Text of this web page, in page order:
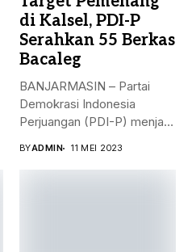
di Kalsel, PDI-P
Serahkan 55 Berkas
Bacaleg
BANJARMASIN – Partai
Demokrasi Indonesia
Perjuangan (PDI-P) menjadi
BYADMIN 11 MEI 2023